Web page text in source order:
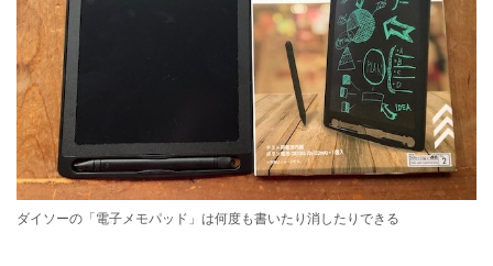
ダイソーの「電子メモパッド」は何度も書いたり消したりできる